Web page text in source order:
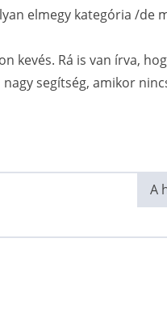
elmegy kategória /de
kevés. Rá is van írva,
segítség, amikor
A